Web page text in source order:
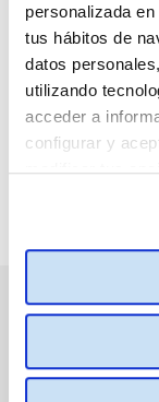
personalizada
tus hábitos de
datos
utilizando
acceder a
configurar y
modificar tus
:(
PRÓXIMOS